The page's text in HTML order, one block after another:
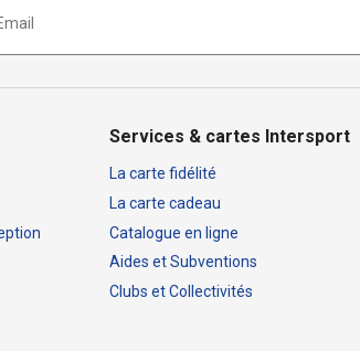
Services & cartes Intersport
La carte fidélité
La carte cadeau
Catalogue en ligne
Aides et Subventions
Clubs et Collectivités